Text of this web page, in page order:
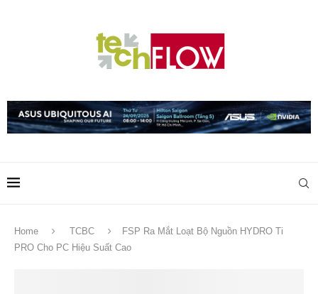
Home TCBC
FSP Ra Mắt Loạt Bộ Nguồn HYDRO Ti
PRO Cho PC Hiệu Suất Cao